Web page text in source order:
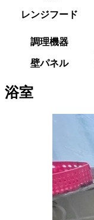
レンジフード
調理機器
壁パネル
浴室